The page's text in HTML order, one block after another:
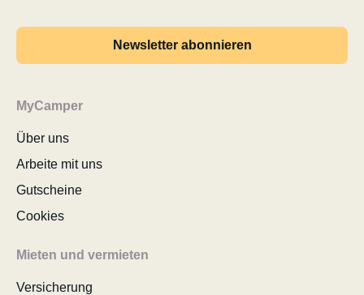
Newsletter abonnieren
MyCamper
Über uns
Arbeite mit uns
Gutscheine
Cookies
Mieten und vermieten
Versicherung